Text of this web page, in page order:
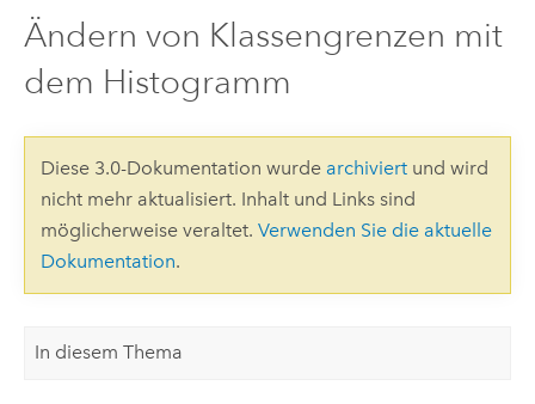
Ändern von Klassengrenzen mit
dem Histogramm
Diese 3.0-Dokumentation wurde archiviertund wird
nicht mehr aktualisiert. Inhalt und Links sind
möglicherweise veraltet. Verwenden Sie die aktuelle
Dokumentation.
In diesem Thema